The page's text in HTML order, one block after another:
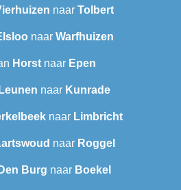
naar Tolbert
naar Warfhuizen
Horst naar Epen
Leunen naar Kunrade
naar Limbricht
naar Roggel
Den Burg naar Boekel